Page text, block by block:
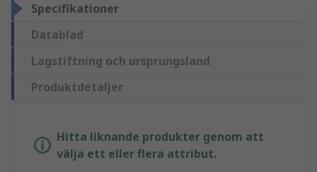
Specifikationer
Datablad
Lagstiftning och ursprungsland
Produktdetaljer
Hitta liknande produkter genom att
välja ett eller flera attribut.